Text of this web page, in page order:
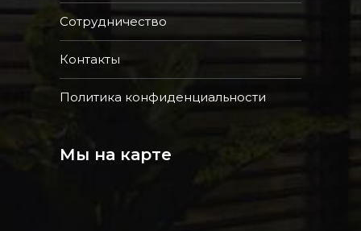
Сотрудничество
Контакты
Политика конфиденциальности
Мы на карте